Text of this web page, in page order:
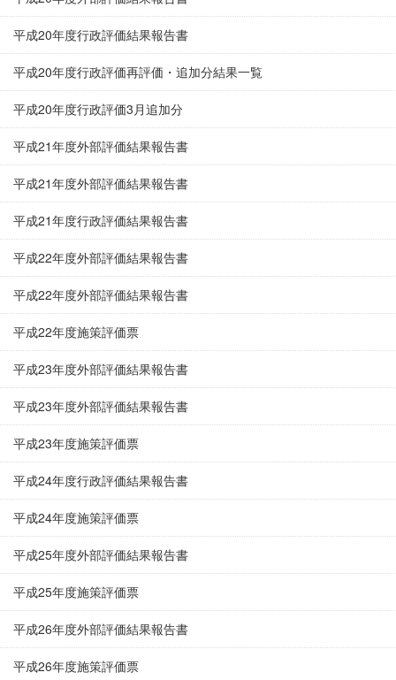
平成20年度行政評価結果報告書
平成20年度行政評価再評価・追加分結果一覧
平成20年度行政評価3月追加分
平成21年度外部評価結果報告書
平成21年度外部評価結果報告書
平成21年度行政評価結果報告書
平成22年度外部評価結果報告書
平成22年度外部評価結果報告書
平成22年度施策評価票
平成23年度外部評価結果報告書
平成23年度外部評価結果報告書
平成23年度施策評価票
平成24年度行政評価結果報告書
平成24年度施策評価票
平成25年度外部評価結果報告書
平成25年度施策評価票
平成26年度外部評価結果報告書
平成26年度施策評価票